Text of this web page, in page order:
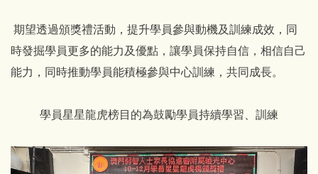
期望透過頒獎禮活動，提升學員參與動機及訓練成效，同
時發掘學員更多的能力及優點，讓學員保持自信，相信自己
能力，同時推動學員能積極參與中心訓練，共同成長。
學員星星龍虎榜目的為鼓勵學員持續學習、訓練